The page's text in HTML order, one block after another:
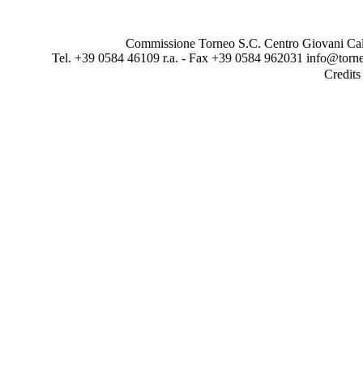
Commissione Torneo S.C. Centro Giovani
Tel. +39 0584 46109 r.a. - Fax +39 0584 962031
Credits